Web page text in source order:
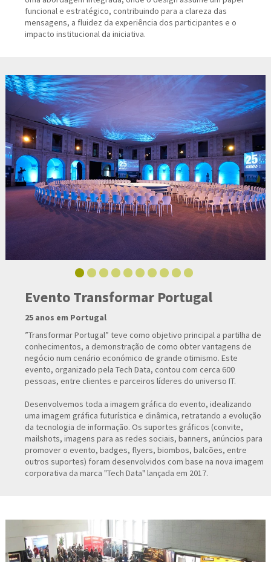
funcional e estratégico, contribuindo para a clareza das
mensagens, a fluidez da experiência dos participantes e o
impacto institucional da iniciativa.
Evento Transformar Portugal
25 anos em Portugal
”Transformar Portugal” teve como objetivo principal a partilha de
conhecimentos, a demonstração de como obter vantagens de
negócio num cenário económico de grande otimismo. Este
evento, organizado pela Tech Data, contou com cerca 600
pessoas, entre clientes e parceiros líderes do universo IT.
Desenvolvemos toda a imagem gráfica do evento, idealizando
uma imagem gráfica futurística e dinâmica, retratando a evolução
da tecnologia de informação. Os suportes gráficos (convite,
mailshots, imagens para as redes sociais, banners, anúncios para
promover o evento, badges, flyers, biombos, balcões, entre
outros suportes) foram desenvolvidos com base na nova imagem
corporativa da marca "Tech Data" lançada em 2017.